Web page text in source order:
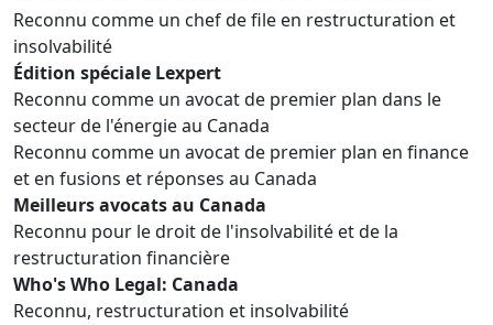
Enterprises; Toys R Us; U.S. Steel Canada; Danier
Leather; Aeropostale Canada; Takata; Regus Canada;
Smurfit-Stone; AbitibiBowater; Cooper-Standard
Automotive
Reconnu comme un chef de file en restructuration et
insolvabilité
Édition spéciale Lexpert
Reconnu comme un avocat de premier plan dans le
secteur de l'énergie au Canada
Reconnu comme un avocat de premier plan en finance
et en fusions et réponses au Canada
Meilleurs avocats au Canada
Reconnu pour le droit de l'insolvabilité et de la
restructuration financière
Who's Who Legal: Canada
Reconnu, restructuration et insolvabilité